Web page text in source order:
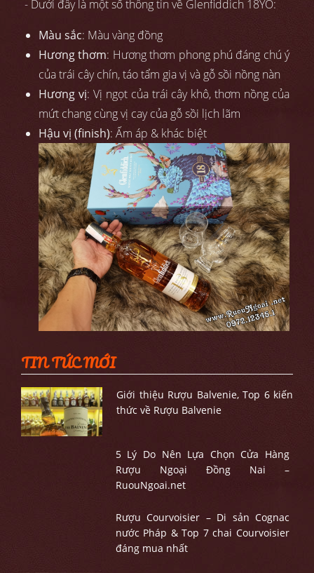
- Dưới đây là một số thông tin về Glenfiddich 18YO:
Màu sắc: Màu vàng đồng
Hương thơm: Hương thơm phong phú đáng chú ý
của trái cây chín, táo tẩm gia vị và gỗ sồi nồng nàn
Hương vị: Vị ngọt của trái cây khô, thơm nồng của
mứt chang cùng vị cay của gỗ sồi lịch lãm
Hậu vị (finish): Ấm áp & khác biệt
TIN TỨC MỚI
Giới thiệu Rượu Balvenie, Top 6 kiến
thức về Rượu Balvenie
5 Lý Do Nên Lựa Chọn Cửa Hàng
Rượu Ngoại Đồng Nai –
RuouNgoai.net
Rượu Courvoisier – Di sản Cognac
nước Pháp & Top 7 chai Courvoisier
đáng mua nhất